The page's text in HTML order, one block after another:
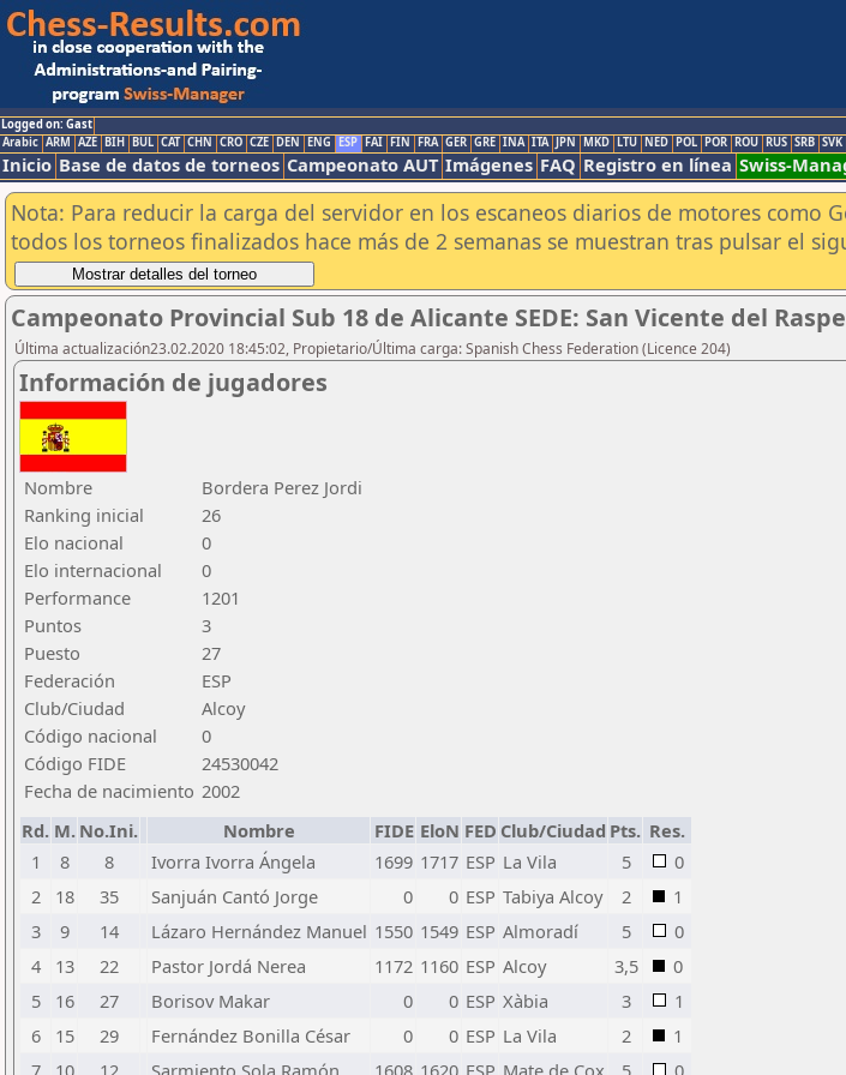
Logged on: Gast
Arabic ARM AZE BIH BUL CAT CHN CRO CZE DEN ENG ESP FAI FIN FRA GER GRE INA ITA JPN MKD LTU NED POL POR ROU RUS SRB SVK
Inicio Base de datos de torneos Campeonato AUT Imágenes FAQ Registro en línea Swiss-
Nota: Para reducir la carga del servidor en los escaneos diarios de motores como
todos los torneos finalizados hace más de 2 semanas se muestran tras pulsar el
Campeonato Provincial Sub 18 de Alicante SEDE: San Vicente del
Última actualización23.02.2020 18:45:02, Propietario/Última carga: Spanish Chess Federation (Licence 204)
Información de jugadores
Nombre
Bordera Perez Jordi
Ranking inicial
26
Elo nacional
0
Elo internacional
0
Performance
1201
Puntos
3
Puesto
27
Federación
ESP
Club/Ciudad
Alcoy
Código nacional
0
Código FIDE
24530042
Fecha de nacimiento 2002
Rd. M. No.Ini. Nombre FIDE EloN FED Club/Ciudad Pts. Res.
1
8 8 Ivorra Ivorra Ángela 1699 1717 ESP La Vila 5
0
2
18 35 Sanjuán Cantó Jorge 0 0 ESP Tabiya Alcoy 2
1
3
9 14 Lázaro Hernández Manuel 1550 1549 ESP Almoradí 5
0
4
13 22 Pastor Jordá Nerea 1172 1160 ESP Alcoy 3,5
0
5
16 27 Borisov Makar 0 0 ESP Xàbia 3
1
6
15 29 Fernández Bonilla César 0 0 ESP La Vila 2
1
7
10 12 Sarmiento Sola Ramón 1608 1620 ESP Mate de Cox 5 0